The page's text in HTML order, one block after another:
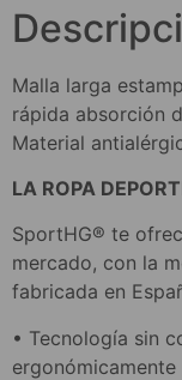
Malla larga
rápida absorción
Material
LA ROPA
SportHG® te
mercado, con la
fabricada en
• Tecnología sin
ergonómicamente